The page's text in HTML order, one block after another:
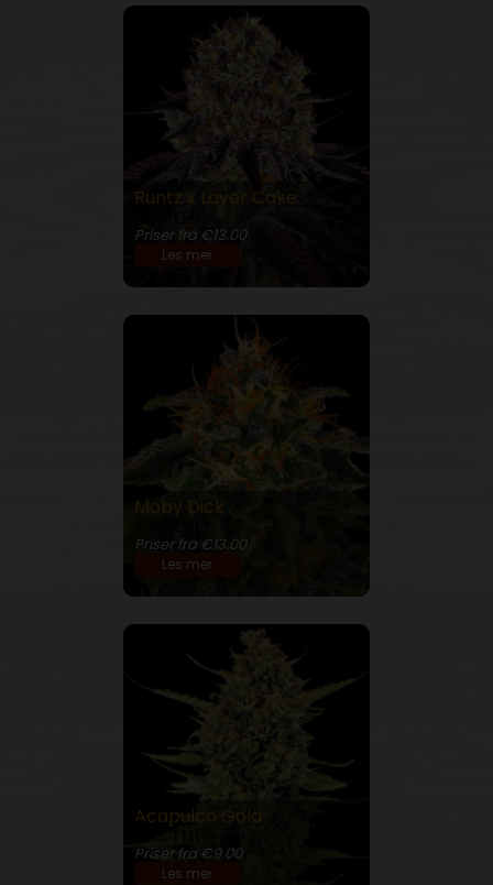
Runtz x Layer Cake
Priser fra €13.00
Les mer
Moby Dick
Priser fra €13.00
Les mer
Acapulco Gold
Priser fra €9.00
Les mer